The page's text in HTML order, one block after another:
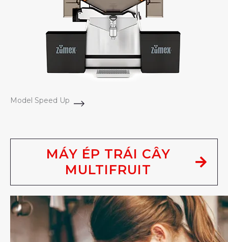
Model Speed Up
MÁY ÉP TRÁI CÂY
MULTIFRUIT